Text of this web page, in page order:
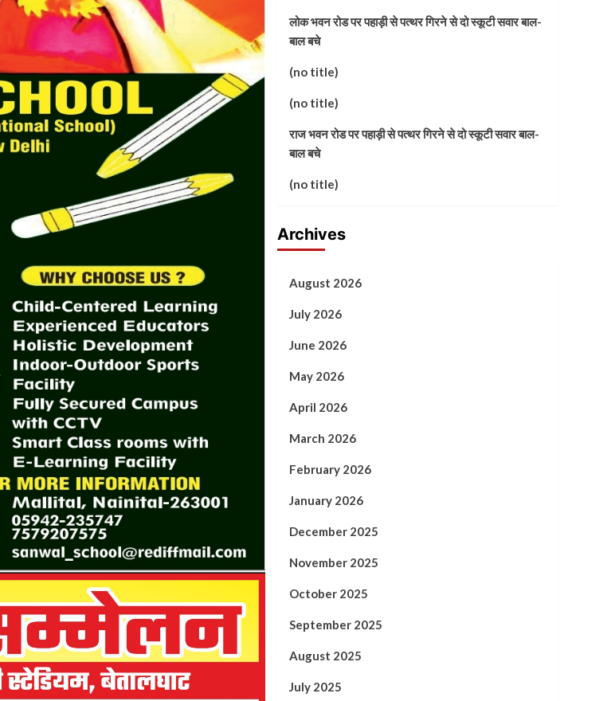
लोक भवन रोड पर पहाड़ी से पत्थर गिरने से दो स्कूटी सवार बाल-
बाल बचे
(no title)
(no title)
राज भवन रोड पर पहाड़ी से पत्थर गिरने से दो स्कूटी सवार बाल-
बाल बचे
(no title)
Archives
August 2026
July 2026
June 2026
May 2026
April 2026
March 2026
February 2026
January 2026
December 2025
November 2025
October 2025
September 2025
August 2025
July 2025